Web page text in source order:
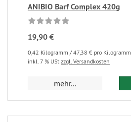
ANIBIO Barf Complex 420g
19,90 €
0,42 Kilogramm / 47,38 € pro Kilogramm
inkl. 7 % USt zzgl. Versandkosten
mehr...